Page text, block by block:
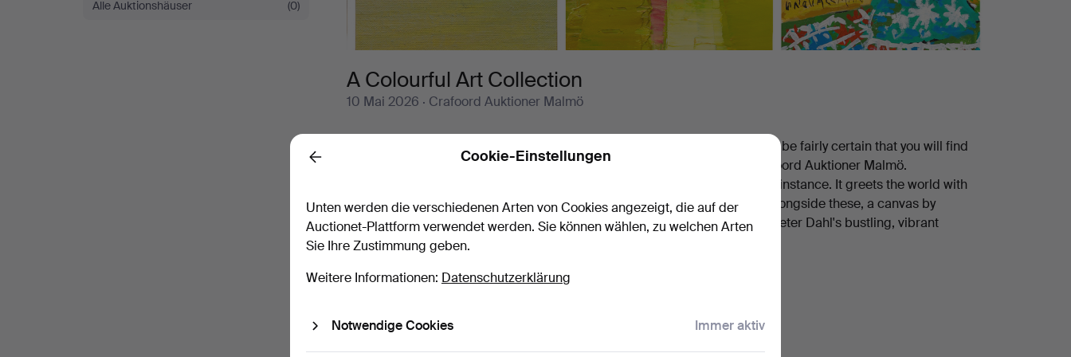
Alle Auktionshäuser (0)
A Colourful Art Collection
10 Mai 2026 · Crafoord Auktioner Malmö
If you take a walk over a rainbow and follow it all the way to its end, you can be fairly certain that you will find
yourself right in the middle of the theme En färgstark konstsamling at Crafoord Auktioner Malmö.
For here the painting is full of energy. As in Uno Vallman's floral still life, for instance. It greets the world with
colour, hanging beside Ulf Trotzig's pale blue and yellow "Tecken i skyn". Alongside these, a canvas by
Madeleine Pyk is on show, a very Kargelesque view of Djupvik and one of Peter Dahl's bustling, vibrant
interiors.
Laufende Auktionen
Back Cookie-Einstellungen
Unten werden die verschiedenen Arten von Cookies angezeigt, die auf der
Auctionet-Plattform verwendet werden. Sie können wählen, zu welchen Arten
Sie Ihre Zustimmung geben.
Weitere Informationen: Datenschutzerklärung
Notwendige Cookies Immer aktiv